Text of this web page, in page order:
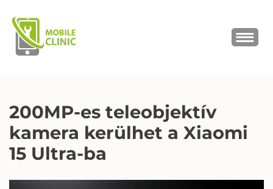
200MP-es teleobjektív
kamera kerülhet a Xiaomi
15 Ultra-ba